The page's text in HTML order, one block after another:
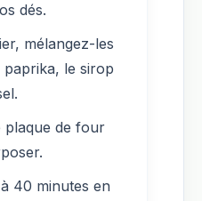
dés.
mélangez-les
le sirop
plaque de four
40 minutes en